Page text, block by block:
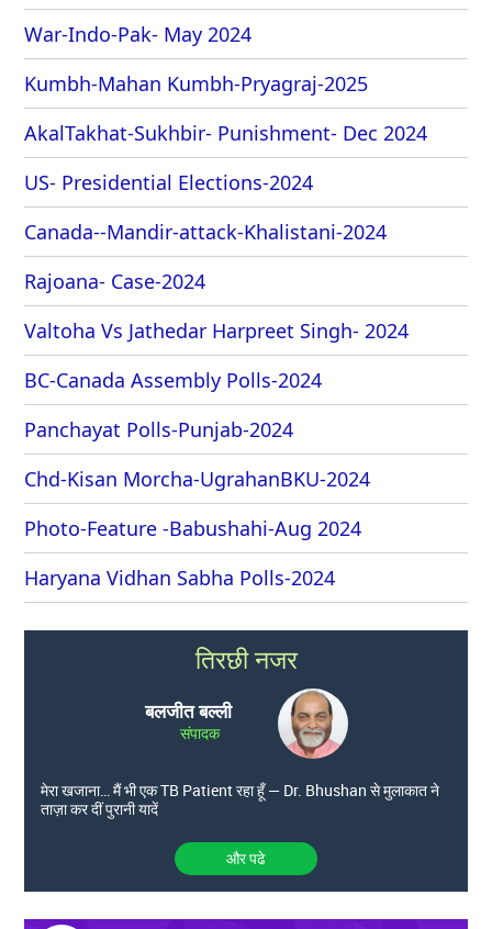
War-Indo-Pak- May 2024
Kumbh-Mahan Kumbh-Pryagraj-2025
AkalTakhat-Sukhbir- Punishment- Dec 2024
US- Presidential Elections-2024
Canada--Mandir-attack-Khalistani-2024
Rajoana- Case-2024
Valtoha Vs Jathedar Harpreet Singh- 2024
BC-Canada Assembly Polls-2024
Panchayat Polls-Punjab-2024
Chd-Kisan Morcha-UgrahanBKU-2024
Photo-Feature -Babushahi-Aug 2024
Haryana Vidhan Sabha Polls-2024
तिरछी नजर
बलजीत बल्ली
संपादक
मेरा खजाना… मैं भी एक TB Patient रहा हूँ — Dr. Bhushan से मुलाकात ने
ताज़ा कर दीं पुरानी यादें
और पढे